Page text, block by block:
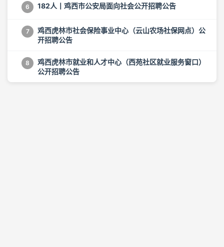
6 182人丨鸡西市公安局面向社会公开招聘公告
7
鸡西虎林市社会保险事业中心（云山农场社保网点）公
开招聘公告
8
鸡西虎林市就业和人才中心（西苑社区就业服务窗口）
公开招聘公告